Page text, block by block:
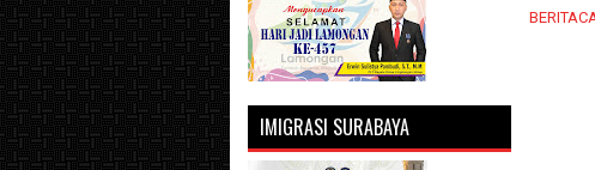
IMIGRASI SURABAYA